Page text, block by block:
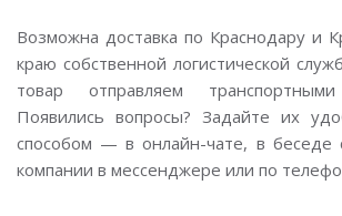
Возможна доставка по Краснодару и
краю собственной логистической
товар отправляем
Появились вопросы? Задайте их
способом — в онлайн-чате, в беседе
компании в мессенджере или по